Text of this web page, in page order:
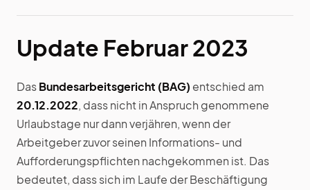
Update Februar 2023
DasBundesarbeitsgericht (BAG) entschied am
20.12.2022, dass nicht in Anspruch genommene
Urlaubstage nur dann verjähren, wenn der
Arbeitgeber zuvor seinen Informations- und
Aufforderungspflichten nachgekommen ist. Das
bedeutet, dass sich im Laufe der Beschäftigung